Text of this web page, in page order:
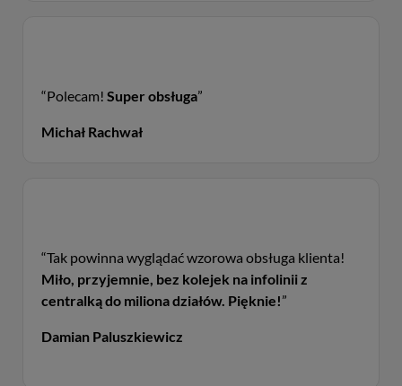
“Polecam! Super obsługa”
Michał Rachwał
“Tak powinna wyglądać wzorowa obsługa klienta!
Miło, przyjemnie, bez kolejek na infolinii z
centralką do miliona działów. Pięknie!”
Damian Paluszkiewicz